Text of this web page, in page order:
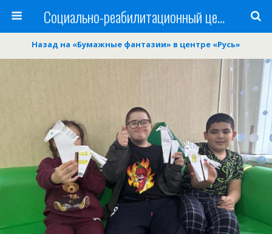
Cоциально-реабилитационный центр Русь
Назад на «Бумажные фантазии» в центре «Русь»